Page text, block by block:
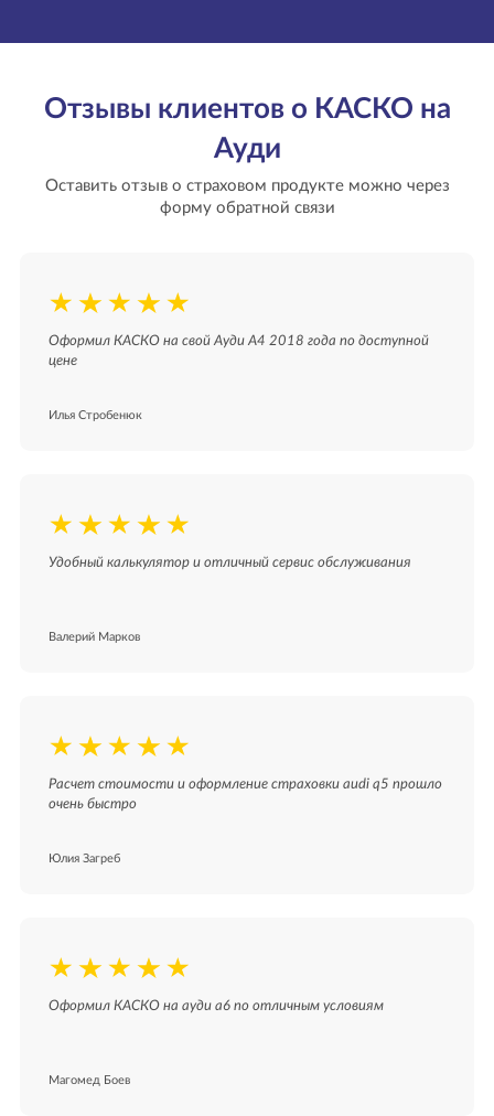
Отзывы клиентов о КАСКО на
Ауди
Оставить отзыв о страховом продукте можно через
форму обратной связи
Оформил КАСКО на свой Ауди А4 2018 года по доступной
цене
Илья Стробенюк
Удобный калькулятор и отличный сервис обслуживания
Валерий Марков
Расчет стоимости и оформление страховки audi q5 прошло
очень быстро
Юлия Загреб
Оформил КАСКО на ауди а6 по отличным условиям
Магомед Боев